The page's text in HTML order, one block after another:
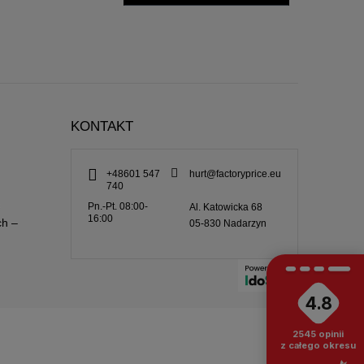
–
KONTAKT
+48601 547
740
hurt@factoryprice.eu
Pn.-Pt. 08:00-
16:00
Al. Katowicka 68
05-830 Nadarzyn
4.8
2545 opinii
z całego okresu